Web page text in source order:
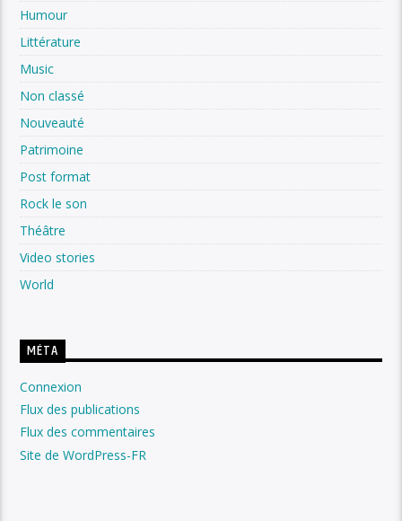
Humour
Littérature
Music
Non classé
Nouveauté
Patrimoine
Post format
Rock le son
Théâtre
Video stories
World
MÉTA
Connexion
Flux des publications
Flux des commentaires
Site de WordPress-FR